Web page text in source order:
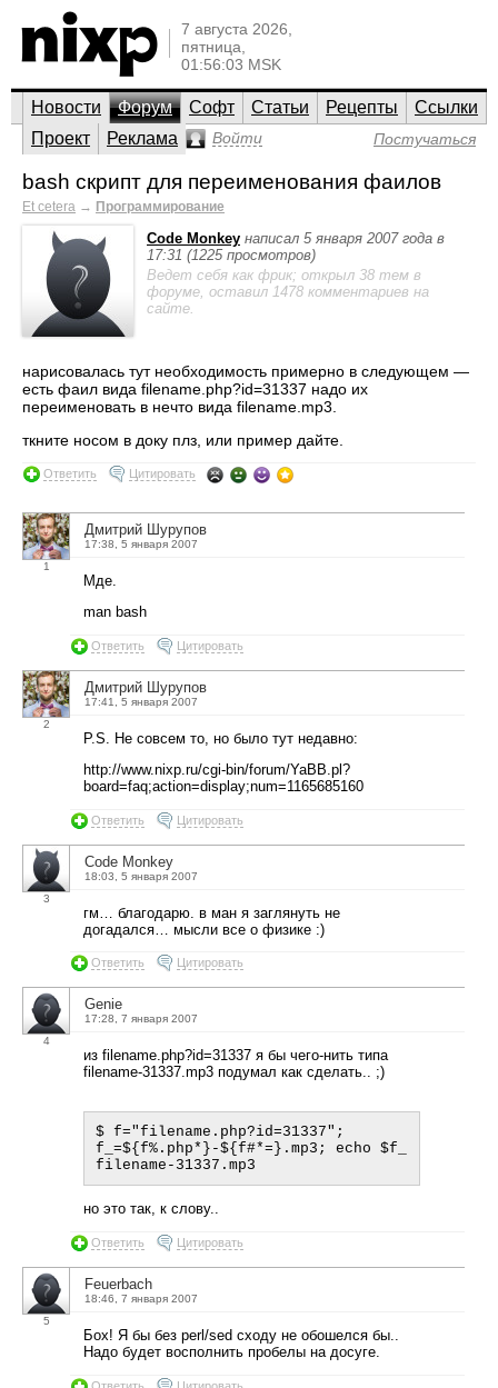
7 августа 2026,
пятница,
01:56:03 MSK
Новости Форум Софт Статьи Рецепты
Ссылки
Проект
Реклама Войти Постучаться
bash скрипт для переименования фаилов
Et cetera → Программирование
Code Monkey написал 5 января 2007 года в
17:31 (1225 просмотров)
Ведет себя как фрик; открыл 38 тем в
форуме, оставил 1478 комментариев на
сайте.
нарисовалась тут необходимость примерно в следующем —
есть фаил вида filename.php?id=31337 надо их
переименовать в нечто вида filename.mp3.
ткните носом в доку плз, или пример дайте.
Ответить Цитировать
1
Дмитрий Шурупов
17:38, 5 января 2007
Мде.
man bash
Ответить Цитировать
2
Дмитрий Шурупов
17:41, 5 января 2007
P.S. Не совсем то, но было тут недавно:
http://www.nixp.ru/cgi-bin/forum/YaBB.pl?
board=faq;action=display;num=1165685160
Ответить Цитировать
3
Code Monkey
18:03, 5 января 2007
гм… благодарю. в ман я заглянуть не
догадался… мысли все о физике :)
Ответить Цитировать
4
Genie
17:28, 7 января 2007
из filename.php?id=31337 я бы чего-нить типа
filename-31337.mp3 подумал как сделать.. ;)
$ f="filename.php?id=31337";
f_=${f%.php*}-${f#*=}.mp3; echo $f_
но это так, к слову..
Ответить Цитировать
5
Feuerbach
18:46, 7 января 2007
Бох! Я бы без perl/sed сходу не обошелся бы..
Надо будет восполнить пробелы на досуге.
Ответить Цитировать